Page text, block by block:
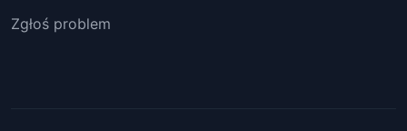
Zgłoś problem